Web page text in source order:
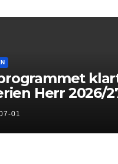
Herr 2026/
01